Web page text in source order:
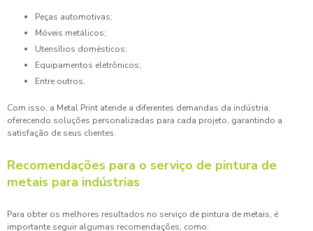
Peças automotivas;
Móveis metálicos;
Utensílios domésticos;
Equipamentos eletrônicos;
Entre outros.
Com isso, a Metal Print atende a diferentes demandas da indústria,
oferecendo soluções personalizadas para cada projeto, garantindo a
satisfação de seus clientes.
Recomendações para o serviço de pintura de
metais para indústrias
Para obter os melhores resultados no serviço de pintura de metais, é
importante seguir algumas recomendações, como: